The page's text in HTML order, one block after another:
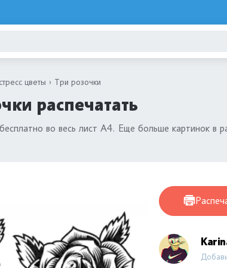
цветы Три розочки
распечатать
бесплатно во весь лист А4. Еще больше картинок в